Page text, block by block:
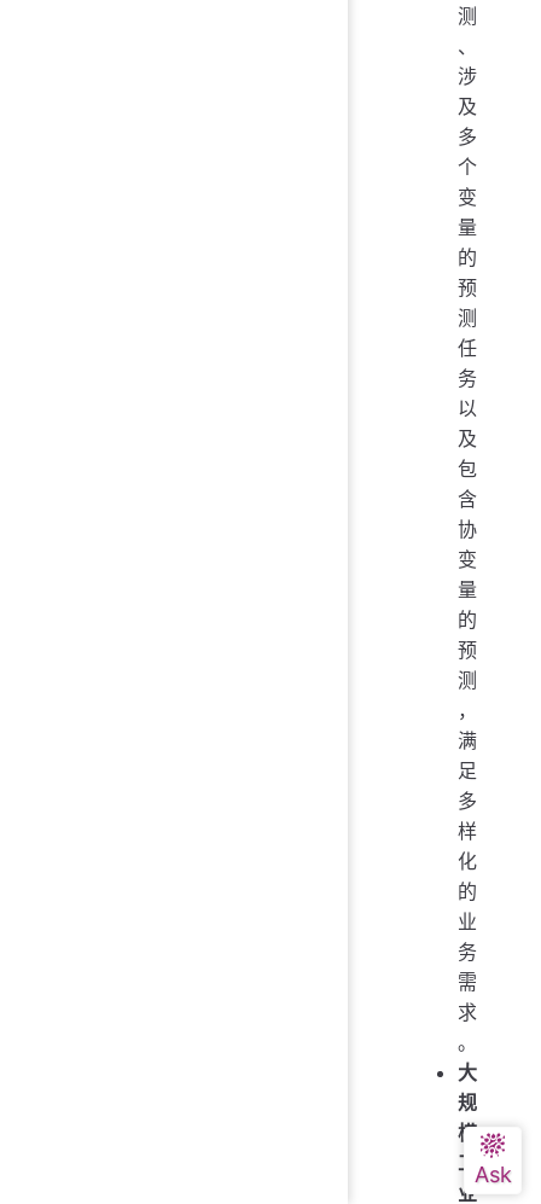
测
、
涉
及
多
个
变
量
的
预
测
任
务
以
及
包
含
协
变
量
的
预
测
，
满
足
多
样
化
的
业
务
需
求
。
大
规
模
工
业